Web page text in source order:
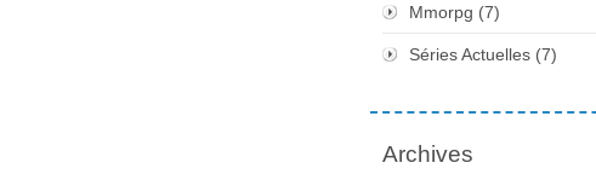
Mmorpg (7)
Séries Actuelles (7)
Archives